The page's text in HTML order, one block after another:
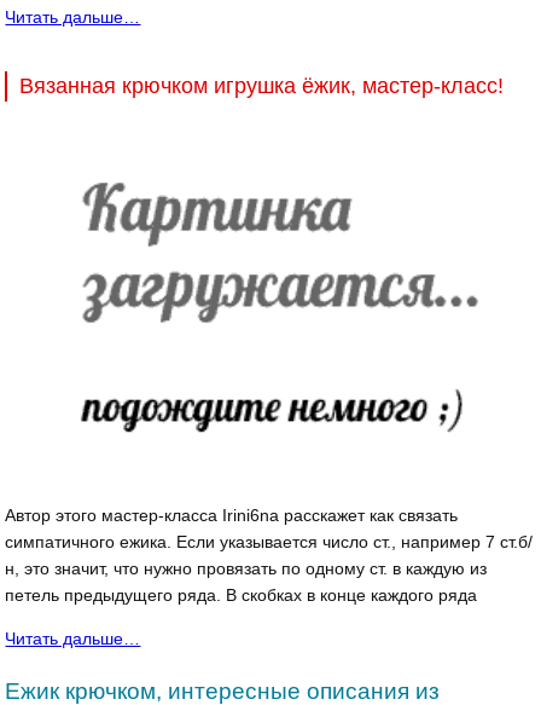
Читать дальше…
Вязанная крючком игрушка ёжик, мастер-класс!
Автор этого мастер-класса Irini6na расскажет как связать
симпатичного ежика. Если указывается число ст., например 7 ст.б/
н, это значит, что нужно провязать по одному ст. в каждую из
петель предыдущего ряда. В скобках в конце каждого ряда
Читать дальше…
Ежик крючком, интересные описания из